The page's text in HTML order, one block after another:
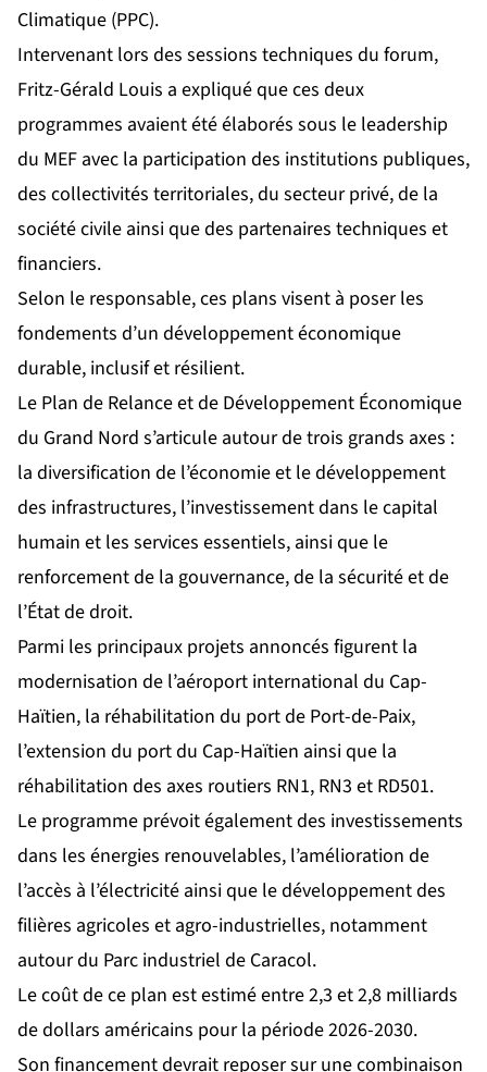
Climatique (PPC).
Intervenant lors des sessions techniques du forum,
Fritz-Gérald Louis a expliqué que ces deux
programmes avaient été élaborés sous le leadership
du MEF avec la participation des institutions publiques,
des collectivités territoriales, du secteur privé, de la
société civile ainsi que des partenaires techniques et
financiers.
Selon le responsable, ces plans visent à poser les
fondements d’un développement économique
durable, inclusif et résilient.
Le Plan de Relance et de Développement Économique
du Grand Nord s’articule autour de trois grands axes :
la diversification de l’économie et le développement
des infrastructures, l’investissement dans le capital
humain et les services essentiels, ainsi que le
renforcement de la gouvernance, de la sécurité et de
l’État de droit.
Parmi les principaux projets annoncés figurent la
modernisation de l’aéroport international du Cap-
Haïtien, la réhabilitation du port de Port-de-Paix,
l’extension du port du Cap-Haïtien ainsi que la
réhabilitation des axes routiers RN1, RN3 et RD501.
Le programme prévoit également des investissements
dans les énergies renouvelables, l’amélioration de
l’accès à l’électricité ainsi que le développement des
filières agricoles et agro-industrielles, notamment
autour du Parc industriel de Caracol.
Le coût de ce plan est estimé entre 2,3 et 2,8 milliards
de dollars américains pour la période 2026-2030.
Son financement devrait reposer sur une combinaison